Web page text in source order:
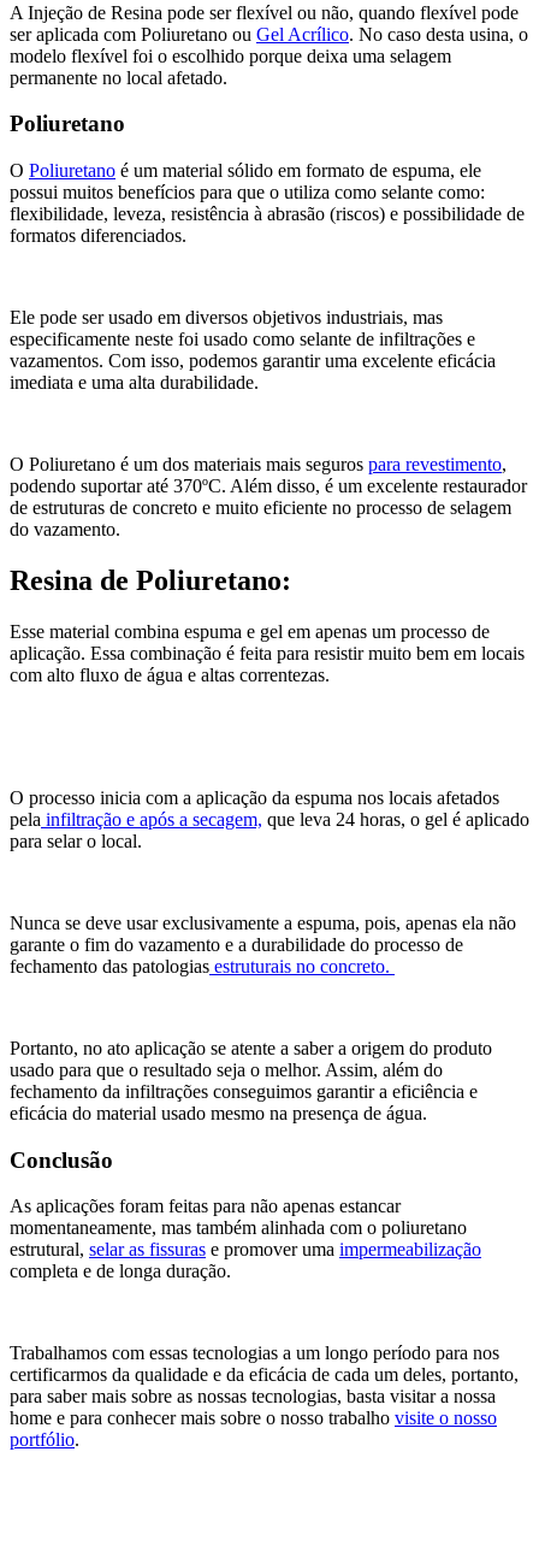
A Injeção de Resina pode ser flexível ou não, quando flexível pode
ser aplicada com Poliuretano ou Gel Acrílico. No caso desta usina, o
modelo flexível foi o escolhido porque deixa uma selagem
permanente no local afetado.
Poliuretano
O Poliuretano é um material sólido em formato de espuma, ele
possui muitos benefícios para que o utiliza como selante como:
flexibilidade, leveza, resistência à abrasão (riscos) e possibilidade de
formatos diferenciados.
Ele pode ser usado em diversos objetivos industriais, mas
especificamente neste foi usado como selante de infiltrações e
vazamentos. Com isso, podemos garantir uma excelente eficácia
imediata e uma alta durabilidade.
O Poliuretano é um dos materiais mais seguros para revestimento,
podendo suportar até 370ºC. Além disso, é um excelente restaurador
de estruturas de concreto e muito eficiente no processo de selagem
do vazamento.
Resina de Poliuretano:
Esse material combina espuma e gel em apenas um processo de
aplicação. Essa combinação é feita para resistir muito bem em locais
com alto fluxo de água e altas correntezas.
O processo inicia com a aplicação da espuma nos locais afetados
pela infiltração e após a secagem, que leva 24 horas, o gel é aplicado
para selar o local.
Nunca se deve usar exclusivamente a espuma, pois, apenas ela não
garante o fim do vazamento e a durabilidade do processo de
fechamento das patologias estruturais no concreto.
Portanto, no ato aplicação se atente a saber a origem do produto
usado para que o resultado seja o melhor. Assim, além do
fechamento da infiltrações conseguimos garantir a eficiência e
eficácia do material usado mesmo na presença de água.
Conclusão
As aplicações foram feitas para não apenas estancar
momentaneamente, mas também alinhada com o poliuretano
estrutural, selar as fissuras e promover uma impermeabilização
completa e de longa duração.
Trabalhamos com essas tecnologias a um longo período para nos
certificarmos da qualidade e da eficácia de cada um deles, portanto,
para saber mais sobre as nossas tecnologias, basta visitar a nossa
home e para conhecer mais sobre o nosso trabalho visite o nosso
portfólio.